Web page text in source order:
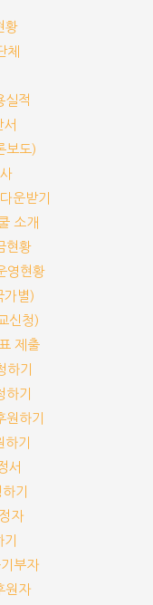
황
체
실적
보도)
운받기
소개
현황
영현황
가별)
신청)
제출
기
기
하기
기
서
기
자
부자
원자